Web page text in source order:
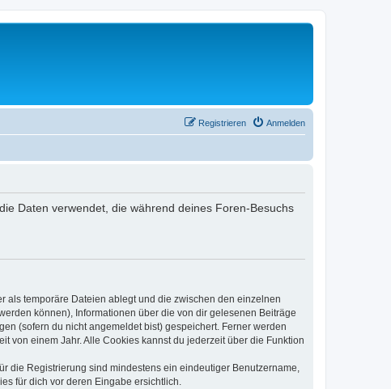
Anmelden
Registrieren
Daten verwendet, die während deines Foren-Besuchs
als temporäre Dateien ablegt und die zwischen den einzelnen
können), Informationen über die von dir gelesenen Beiträge
(sofern du nicht angemeldet bist) gespeichert. Ferner werden
von einem Jahr. Alle Cookies kannst du jederzeit über die Funktion
die Registrierung sind mindestens ein eindeutiger Benutzername,
für dich vor deren Eingabe ersichtlich.